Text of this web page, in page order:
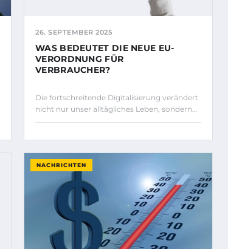
26. SEPTEMBER 2025
WAS BEDEUTET DIE NEUE EU-
VERORDNUNG FÜR
VERBRAUCHER?
Die fortschreitende Digitalisierung verändert
nicht nur unser alltägliches Leben, sondern…
NACHRICHTEN